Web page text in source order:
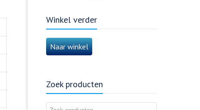
Winkel verder
Naar winkel
Zoek producten